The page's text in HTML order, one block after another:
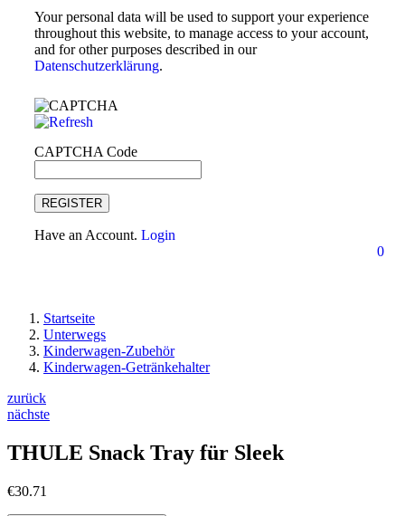
Your personal data will be used to support your experience
throughout this website, to manage access to your account,
and for other purposes described in our
Datenschutzerklärung.
CAPTCHA Code
REGISTER
Have an Account. Login
0
Startseite
Unterwegs
Kinderwagen-Zubehör
Kinderwagen-Getränkehalter
zurück
nächste
THULE Snack Tray für Sleek
€30.71